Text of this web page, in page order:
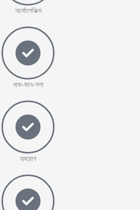
অর্থোপেডিক্স
নাক-কান-গলা
হৃদরোগ